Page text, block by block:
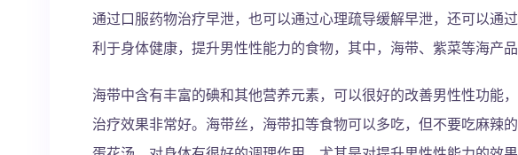
通过口服药物治疗早泄，也可以通过心理疏导缓解早泄，还可以通
利于身体健康，提升男性性能力的食物，其中，海带、紫菜等海产品
海带中含有丰富的碘和其他营养元素，可以很好的改善男性性功能
治疗效果非常好。海带丝，海带扣等食物可以多吃，但不要吃麻辣